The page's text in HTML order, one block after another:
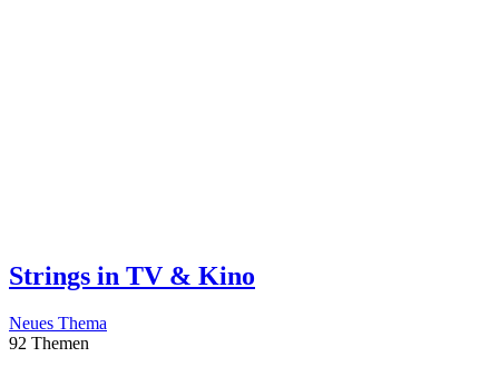
Strings in TV & Kino
Neues Thema
92 Themen